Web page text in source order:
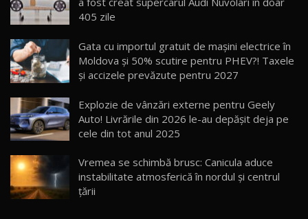
17 20:06
Va fi modelul nr.1 BYD în Moldova? BYD Seal U
30:08
Noul Geely EX5 EM-i care a cucerit Moldova
AutoBlog.MD
23:36
20
405 zile
Gata cu importul gratuit de mașini electrice în
Moldova și 50% scutire pentru PHEV?! Taxele
și accizele prevăzute pentru 2027
Explozie de vânzări externe pentru Geely
Auto! Livrările din 2026 le-au depășit deja pe
cele din tot anul 2025
Vremea se schimbă brusc: Canicula aduce
instabilitate atmosferică în nordul și centrul
țării